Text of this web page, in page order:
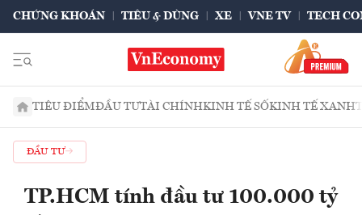
CHỨNG KHOÁN TIÊU & DÙNG XE VNE TV TECH
TIÊU ĐIỂMĐẦU TƯTÀI CHÍNHKINH TẾ SỐKINH TẾ XANH
ĐẦU TƯ
TP.HCM tính đầu tư 100.000 tỷ